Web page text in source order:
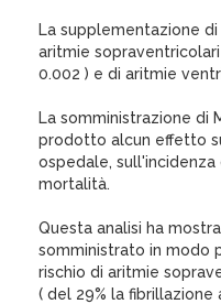
La supplementazione
aritmie sopraventricolari
0.002 ) e di aritmie
La somministrazione di
prodotto alcun effetto
ospedale,
mortalità.
Questa analisi ha
somministrato in modo
rischio di aritmie
( del 29% la